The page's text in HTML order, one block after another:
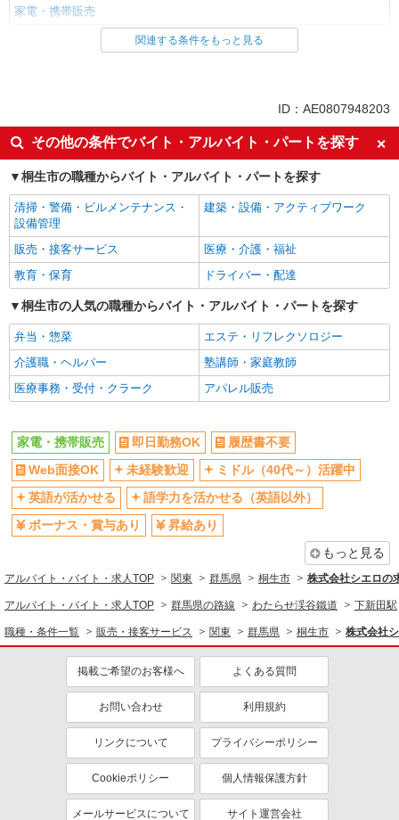
家電・携帯販売
同じ雇用形態から下新田駅の求人を探す
即日勤務OK
履歴書不要
Web面接OK
未経験歓迎
ミドル（40代～）活躍中
英語が活かせる
語学力を活かせる（英語以外）
ボーナス・賞与あり
昇給あり
日払い
週払い
10時～勤務OK
髪型・髪色自由
ネイルOK
ピアスOK
車通勤OK
バイク通勤OK
交通費支給
社会保険あり
入社祝い金あり
各種手当（家族・役職・インセン
制服貸与
社員登用あり
同じ職種から求人を探す
販売・接客サービス
家電・携帯販売
未経験歓迎
ミドル（40代～）活躍中
英語が活かせる
ボーナス・賞与あり
日払い
車通勤OK
社員登用あり
関連する条件をもっと見る
ID：AE0807948203
その他の条件でバイト・アルバイト・パートを探す
桐生市の職種からバイト・アルバイト・パートを探す
清掃・警備・ビルメンテナンス・
設備管理
建築・設備・アクティブワーク
販売・接客サービス
医療・介護・福祉
教育・保育
ドライバー・配達
桐生市の人気の職種からバイト・アルバイト・パートを探す
弁当・惣菜
エステ・リフレクソロジー
介護職・ヘルパー
塾講師・家庭教師
医療事務・受付・クラーク
アパレル販売
家電・携帯販売 即日勤務OK
履歴書不要
Web面接OK
未経験歓迎
ミドル（40代～）活躍中
英語が活かせる
語学力を活かせる（英語以外）
ボーナス・賞与あり
昇給あり
もっと見る
アルバイト・バイト・求人TOP 関東 群馬県 桐生市 株式会社シエロの
アルバイト・バイト・求人TOP 群馬県の路線 わたらせ渓谷鐵道 下新田駅
職種・条件一覧 販売・接客サービス 関東 群馬県 桐生市 株式会社
掲載ご希望のお客様へ よくある質問
お問い合わせ 利用規約
リンクについて プライバシーポリシー
Cookieポリシー 個人情報保護方針
メールサービスについて サイト運営会社